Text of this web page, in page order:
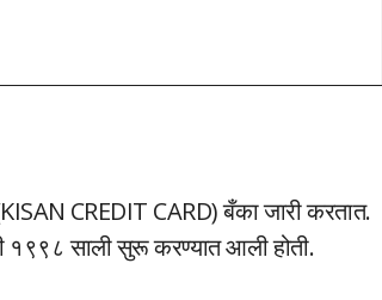
CREDIT CARD) बँका जारी करतात.
१९९८ साली सुरू करण्यात आली होती.